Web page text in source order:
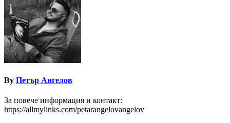
By Петър Ангелов
За повече информация и контакт:
https://allmylinks.com/petarangelovangelov